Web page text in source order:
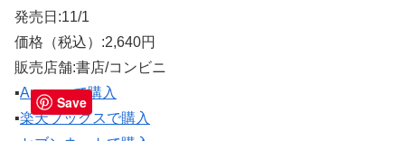
発売日:11/1
価格（税込）:2,640円
販売店舗:書店/コンビニ
▪️Amazonで購入
▪️楽天ブックスで購入
Save